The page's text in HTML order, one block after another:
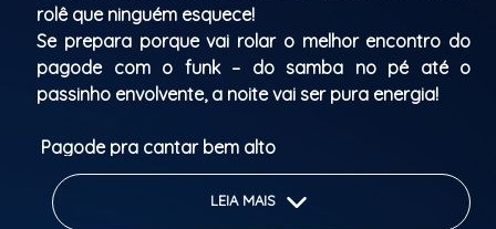
rolê que ninguém esquece!
Se prepara porque vai rolar o melhor encontro do
pagode com o funk – do samba no pé até o
passinho envolvente, a noite vai ser pura energia!
Pagode pra cantar bem alto
Funk pra dançar sem parar
Drinks, amigos e muita vibe boa
LEIA MAIS